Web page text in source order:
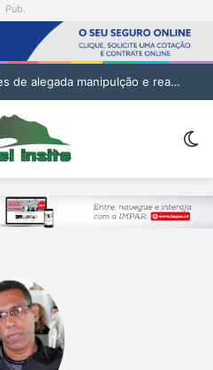
Pub.
INECV descarta acusações de alegada manipulção e reafirma independência e rigor das estatísticas oficiais